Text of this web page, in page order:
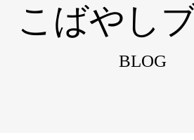
こばやし
BLOG